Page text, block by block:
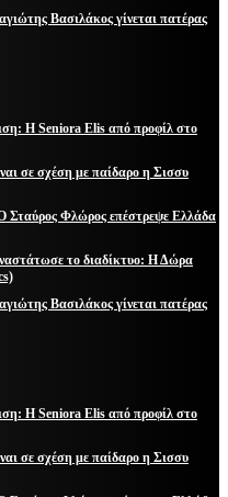
Βασιλάκος γίνεται πατέρας
Η Seniora Elis από προφίλ στο
σε σχέση με παίδαρο η Σισσυ
Ο Σταύρος Φλώρος επέστρεψε Ελλάδα
το διαδίκτυο: Η Δώρα
Βασιλάκος γίνεται πατέρας
Η Seniora Elis από προφίλ στο
σε σχέση με παίδαρο η Σισσυ